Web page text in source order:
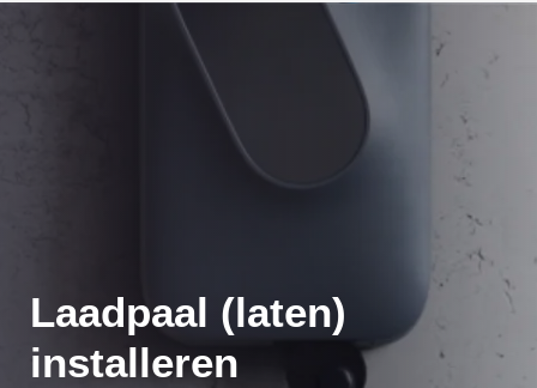
Laadpaal (laten)
installeren